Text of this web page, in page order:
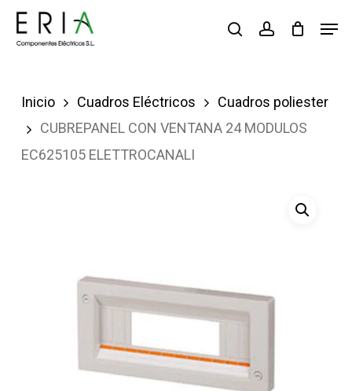
Saltar
buscaraccount
Inicio Cuadros Eléctricos
Cuadros poliester
CUBREPANEL CON VENTANA 24 MODULOS
EC625105 ELETTROCANALI